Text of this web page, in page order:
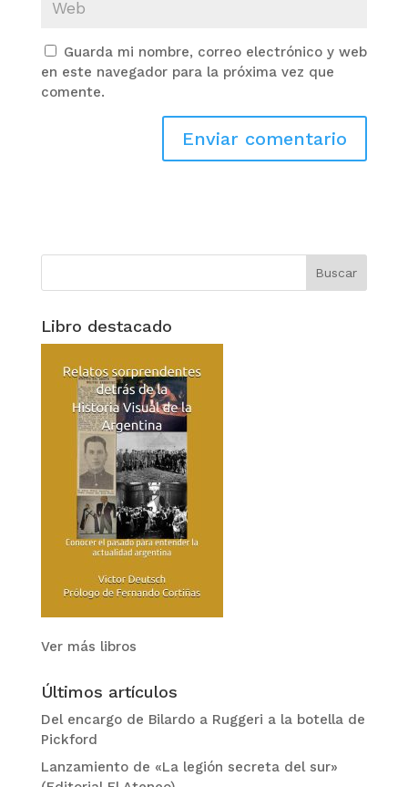
Guarda mi nombre, correo electrónico y web
en este navegador para la próxima vez que
comente.
Libro destacado
Ver más libros
Últimos artículos
Del encargo de Bilardo a Ruggeri a la botella de
Pickford
Lanzamiento de «La legión secreta del sur»